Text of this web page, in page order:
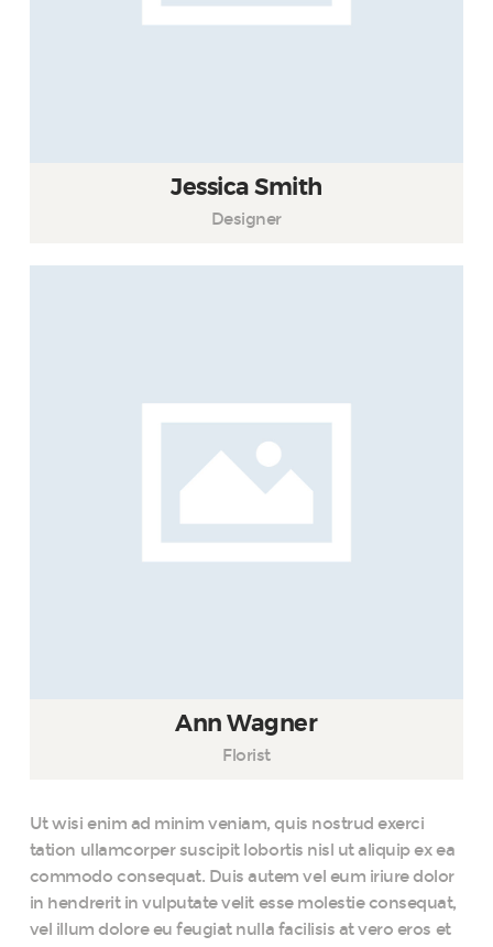
Jessica Smith
Designer
Ann Wagner
Florist
Ut wisi enim ad minim veniam, quis nostrud exerci
tation ullamcorper suscipit lobortis nisl ut aliquip ex ea
commodo consequat. Duis autem vel eum iriure dolor
in hendrerit in vulputate velit esse molestie consequat,
vel illum dolore eu feugiat nulla facilisis at vero eros et